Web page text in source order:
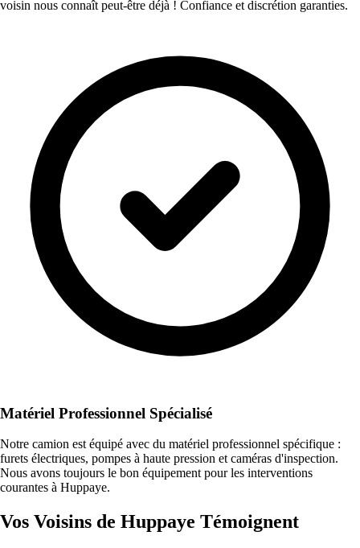
voisin nous connaît peut-être déjà ! Confiance et discrétion garanties.
Matériel Professionnel Spécialisé
Notre camion est équipé avec du matériel professionnel spécifique :
furets électriques, pompes à haute pression et caméras d'inspection.
Nous avons toujours le bon équipement pour les interventions
courantes à Huppaye.
Vos Voisins de Huppaye Témoignent